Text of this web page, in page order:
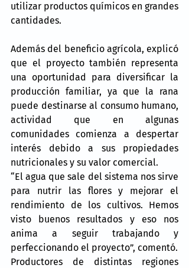
utilizar productos químicos en grandes
cantidades.
Además del beneficio agrícola, explicó
que el proyecto también representa
una oportunidad para diversificar la
producción familiar, ya que la rana
puede destinarse al consumo humano,
actividad que en algunas
comunidades comienza a despertar
interés debido a sus propiedades
nutricionales y su valor comercial.
“El agua que sale del sistema nos sirve
para nutrir las flores y mejorar el
rendimiento de los cultivos. Hemos
visto buenos resultados y eso nos
anima a seguir trabajando y
perfeccionando el proyecto”, comentó.
Productores de distintas regiones